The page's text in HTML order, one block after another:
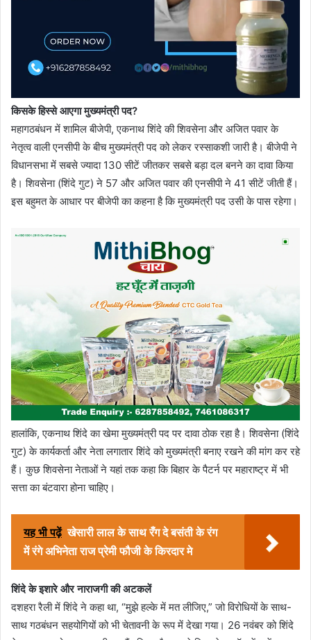
किसके हिस्से आएगा मुख्यमंत्री पद?
महागठबंधन में शामिल बीजेपी, एकनाथ शिंदे की शिवसेना और अजित पवार के
नेतृत्व वाली एनसीपी के बीच मुख्यमंत्री पद को लेकर रस्साकशी जारी है। बीजेपी ने
विधानसभा में सबसे ज्यादा 130 सीटें जीतकर सबसे बड़ा दल बनने का दावा किया
है। शिवसेना (शिंदे गुट) ने 57 और अजित पवार की एनसीपी ने 41 सीटें जीती हैं।
इस बहुमत के आधार पर बीजेपी का कहना है कि मुख्यमंत्री पद उसी के पास रहेगा।
हालांकि, एकनाथ शिंदे का खेमा मुख्यमंत्री पद पर दावा ठोक रहा है। शिवसेना (शिंदे
गुट) के कार्यकर्ता और नेता लगातार शिंदे को मुख्यमंत्री बनाए रखने की मांग कर रहे
हैं। कुछ शिवसेना नेताओं ने यहां तक कहा कि बिहार के पैटर्न पर महाराष्ट्र में भी
सत्ता का बंटवारा होना चाहिए।
यह भी पढ़ें खेसारी लाल के साथ रँग दे बसंती के रंग
में रंगे अभिनेता राज प्रेमी फौजी के किरदार मे
शिंदे के इशारे और नाराजगी की अटकलें
दशहरा रैली में शिंदे ने कहा था, “मुझे हल्के में मत लीजिए,” जो विरोधियों के साथ-
साथ गठबंधन सहयोगियों को भी चेतावनी के रूप में देखा गया। 26 नवंबर को शिंदे